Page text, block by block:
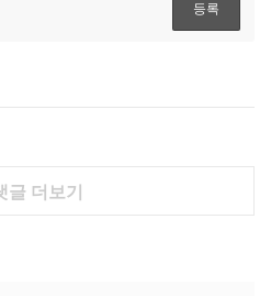
글 더보기